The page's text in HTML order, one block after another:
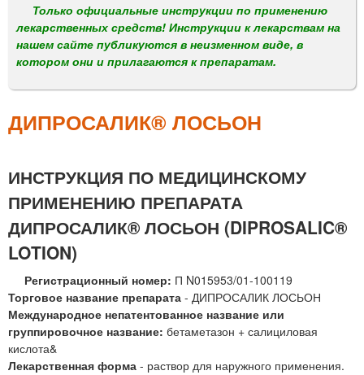
м
е
н
Только официальные инструкции по применению
лекарственных средств! Инструкции к лекарствам на
нашем сайте публикуются в неизменном виде, в
котором они и прилагаются к препаратам.
ДИПРОСАЛИК® ЛОСЬОН
ИНСТРУКЦИЯ ПО МЕДИЦИНСКОМУ
ПРИМЕНЕНИЮ ПРЕПАРАТА
ДИПРОСАЛИК® ЛОСЬОН (DIPROSALIC®
LOTION)
Регистрационный номер: П N015953/01-100119
Торговое название препарата - ДИПРОСАЛИК ЛОСЬОН
Международное непатентованное название или
группировочное название: бетаметазон + салициловая
кислота&
Лекарственная форма - раствор для наружного применения.